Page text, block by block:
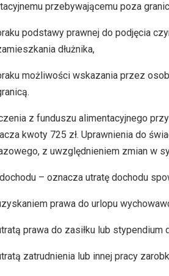
przebywającemu poza
podstawy prawnej do podjęcia
dłużnika,
możliwości wskazania przez
z funduszu alimentacyjnego
kwoty 725 zł. Uprawnienia do
z uwzględnieniem zmian w
– oznacza utratę dochodu
prawa do urlopu
prawa do zasiłku lub stypendium
zatrudnienia lub innej pracy